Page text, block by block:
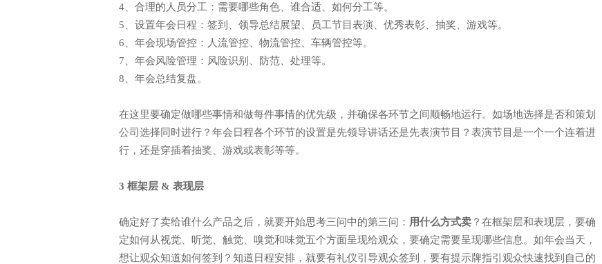
4、合理的人员分工：需要哪些角色、谁合适、如何分工等。
5、设置年会日程：签到、领导总结展望、员工节目表演、优秀表彰、抽奖、游戏等。
6、年会现场管控：人流管控、物流管控、车辆管控等。
7、年会风险管理：风险识别、防范、处理等。
8、年会总结复盘。
在这里要确定做哪些事情和做每件事情的优先级，并确保各环节之间顺畅地运行。如场地选择是否和策划
公司选择同时进行？年会日程各个环节的设置是先领导讲话还是先表演节目？表演节目是一个一个连着进
行，还是穿插着抽奖、游戏或表彰等等。
3 框架层 & 表现层
确定好了卖给谁什么产品之后，就要开始思考三问中的第三问： 用什么方式卖 ？在框架层和表现层，要确
定如何从视觉、听觉、触觉、嗅觉和味觉五个方面呈现给观众，要确定需要呈现哪些信息。如年会当天，
想让观众知道如何签到？知道日程安排，就要有礼仪引导观众签到，要有提示牌指引观众快速找到自己的